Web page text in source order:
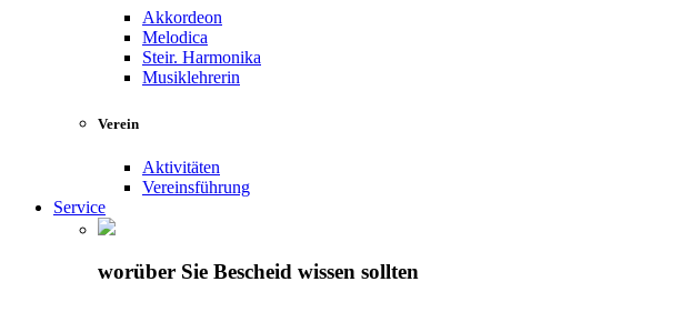
Akkordeon
Melodica
Steir. Harmonika
Musiklehrerin
Verein
Aktivitäten
Vereinsführung
Service
worüber Sie Bescheid wissen sollten